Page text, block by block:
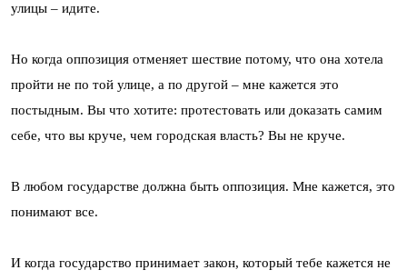
улицы – идите.
Но когда оппозиция отменяет шествие потому, что она хотела
пройти не по той улице, а по другой – мне кажется это
постыдным. Вы что хотите: протестовать или доказать самим
себе, что вы круче, чем городская власть? Вы не круче.
В любом государстве должна быть оппозиция. Мне кажется, это
понимают все.
И когда государство принимает закон, который тебе кажется не